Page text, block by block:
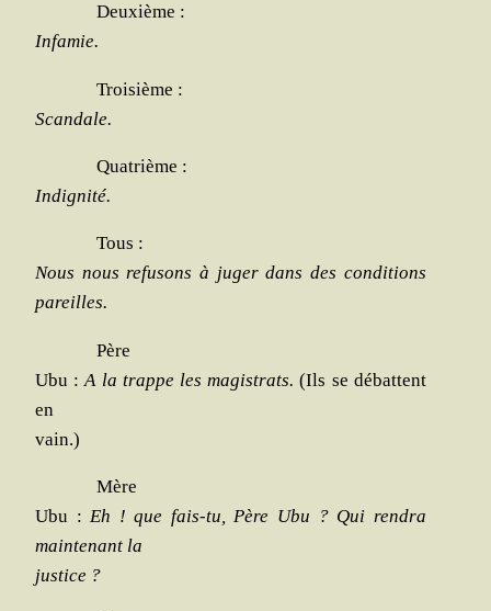
Deuxième :
Infa­mie.
Troi­sième :
Scan­dale.
Qua­trième :
Indi­gni­té.
Tous :
Nous nous refu­sons à juger dans des condi­tions
pareilles.
Père
Ubu :A la trappe les magis­trats.(Ils se débattent
en
vain.)
Mère
Ubu : Eh ! que fais-tu, Père Ubu ? Qui ren­dra
main­te­nant la
justice ?